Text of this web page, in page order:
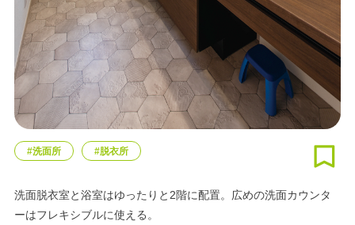
#洗面所 #脱衣所
洗面脱衣室と浴室はゆったりと2階に配置。広めの洗面カウンタ
ーはフレキシブルに使える。